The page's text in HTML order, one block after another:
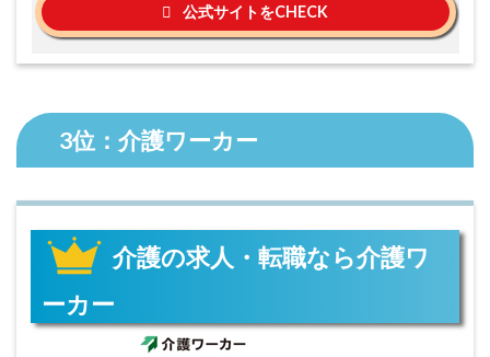
公式サイトをCHECK
3位：介護ワーカー
介護の求人・転職なら介護ワ
ーカー